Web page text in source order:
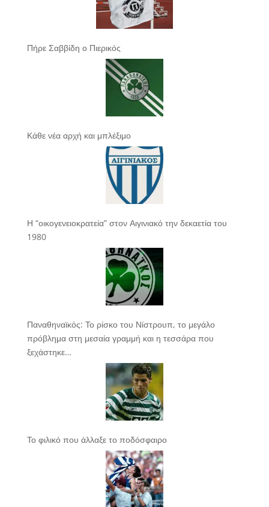
Πήρε Σαββίδη ο Πιερικός
Κάθε νέα αρχή και μπλέξιμο
Η “οικογενειοκρατεία” στον Αιγινιακό την δεκαετία του
1980
Παναθηναϊκός: Το ρίσκο του Νίστρουπ, το μεγάλο
πρόβλημα στη μεσαία γραμμή και η τεσσάρα που
ξεχάστηκε…
Το φιλικό που άλλαξε το ποδόσφαιρο